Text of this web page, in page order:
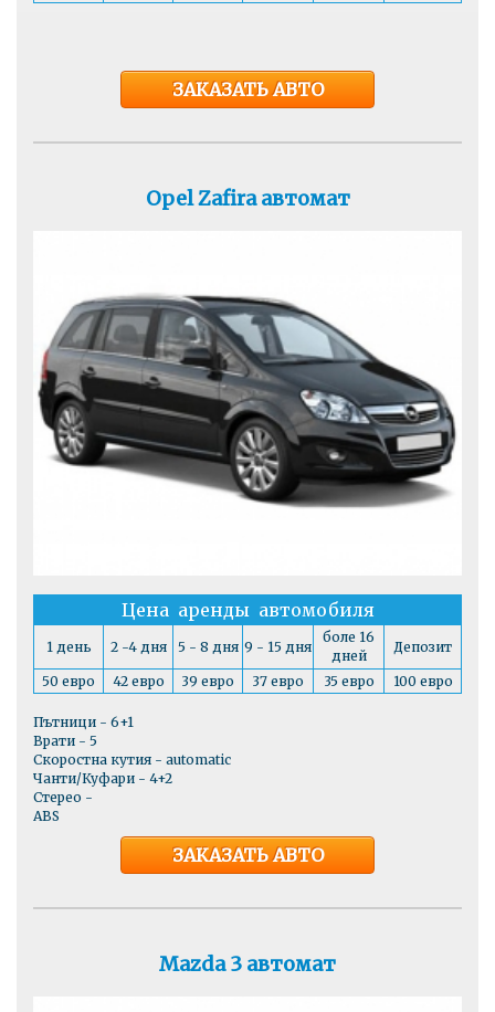
ЗАКАЗАТЬ АВТО
Opel Zafira автомат
Цена аренды автомобиля
1 день 2 -4 дня 5 - 8 дня 9 - 15 дня
боле 16
дней
Депозит
50 евро 42 евро 39 евро 37 евро 35 евро 100 евро
Пътници - 6+1
Врати - 5
Скоростна кутия - automatic
Чанти/Куфари - 4+2
Стерео -
ABS
ЗАКАЗАТЬ АВТО
Mazda 3 автомат